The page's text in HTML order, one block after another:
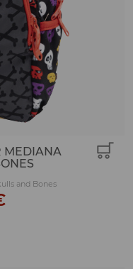
MEDIANA
and Bones